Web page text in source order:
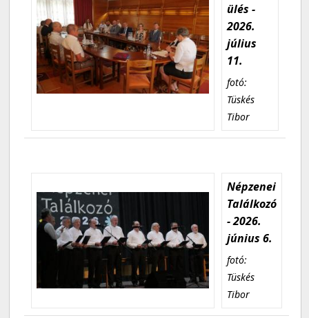
ülés -
2026.
július
11.
fotó:
Tüskés
Tibor
Népzenei
Találkozó
- 2026.
június 6.
fotó:
Tüskés
Tibor